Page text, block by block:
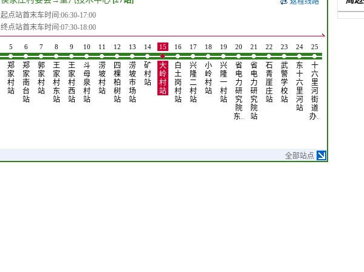
起点站首末车时间:06:30-17:00
终点站首末车时间:07:30-18:00
5
郑
家
村
站
6
郑
家
南
台
站
7
郭
家
村
站
8
王
家
村
东
站
9
王
家
村
西
站
10
斗
母
泉
村
站
11
涝
坡
村
站
12
四
棵
柏
树
站
13
涝
坡
市
场
站
14
矿
村
站
15
大
岭
村
站
16
白
土
岗
村
站
17
兴
隆
二
村
站
18
小
岭
村
站
19
兴
隆
一
村
站
20
省
电
力
研
究
院
东…
21
省
电
力
研
究
院
站
22
石
青
崖
庄
站
23
武
警
学
校
站
24
东
十
六
里
河
站
25
十
六
里
河
街
道
办…
全部站点